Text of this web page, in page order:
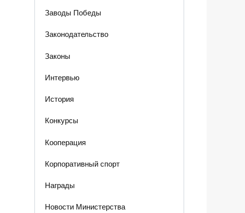
Заводы Победы
Законодательство
Законы
Интервью
История
Конкурсы
Кооперация
Корпоративный спорт
Награды
Новости Министерства